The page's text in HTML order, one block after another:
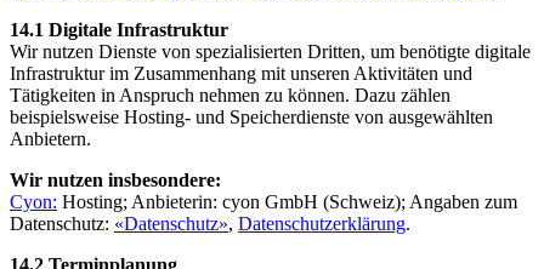
14.1 Digitale Infrastruktur
Wir nutzen Dienste von spezialisierten Dritten, um benötigte digitale
Infrastruktur im Zusammenhang mit unseren Aktivitäten und
Tätigkeiten in Anspruch nehmen zu können. Dazu zählen
beispielsweise Hosting- und Speicherdienste von ausgewählten
Anbietern.
Wir nutzen insbesondere:
Cyon: Hosting; Anbieterin: cyon GmbH (Schweiz); Angaben zum
Datenschutz: «Datenschutz», Datenschutzerklärung.
14.2 Terminplanung